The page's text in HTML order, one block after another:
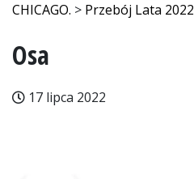
CHICAGO. > Przebój Lata 2022
Osa
17 lipca 2022